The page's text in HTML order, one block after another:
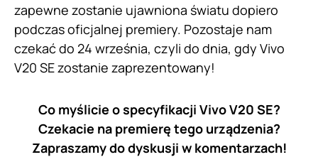
zapewne zostanie ujawniona światu dopiero
podczas oficjalnej premiery. Pozostaje nam
czekać do 24 września, czyli do dnia, gdy Vivo
V20 SE zostanie zaprezentowany!
Co myślicie o specyfikacji Vivo V20 SE?
Czekacie na premierę tego urządzenia?
Zapraszamy do dyskusji w komentarzach!